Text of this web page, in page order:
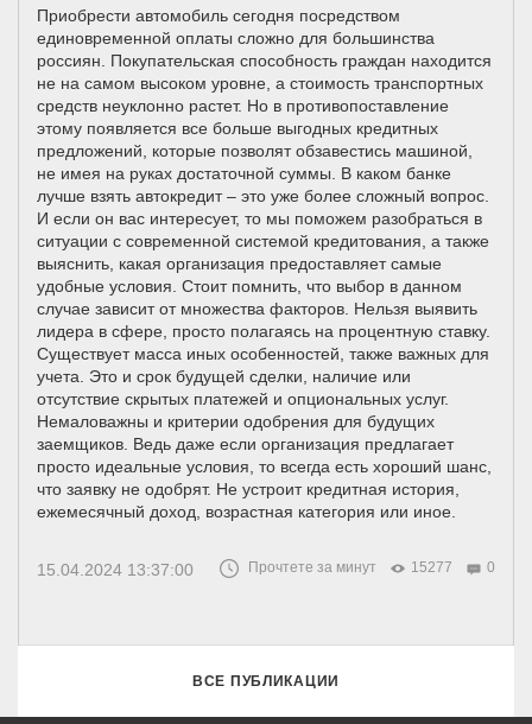
Приобрести автомобиль сегодня посредством
единовременной оплаты сложно для большинства
россиян. Покупательская способность граждан находится
не на самом высоком уровне, а стоимость транспортных
средств неуклонно растет. Но в противопоставление
этому появляется все больше выгодных кредитных
предложений, которые позволят обзавестись машиной,
не имея на руках достаточной суммы. В каком банке
лучше взять автокредит – это уже более сложный вопрос.
И если он вас интересует, то мы поможем разобраться в
ситуации с современной системой кредитования, а также
выяснить, какая организация предоставляет самые
удобные условия. Стоит помнить, что выбор в данном
случае зависит от множества факторов. Нельзя выявить
лидера в сфере, просто полагаясь на процентную ставку.
Существует масса иных особенностей, также важных для
учета. Это и срок будущей сделки, наличие или
отсутствие скрытых платежей и опциональных услуг.
Немаловажны и критерии одобрения для будущих
заемщиков. Ведь даже если организация предлагает
просто идеальные условия, то всегда есть хороший шанс,
что заявку не одобрят. Не устроит кредитная история,
ежемесячный доход, возрастная категория или иное.
15.04.2024 13:37:00 Прочтете за минут 15277 0
ВСЕ ПУБЛИКАЦИИ